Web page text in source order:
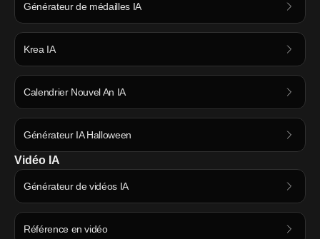
Générateur de médailles IA
Krea IA
Calendrier Nouvel An IA
Générateur IA Halloween
Vidéo IA
Générateur de vidéos IA
Référence en vidéo